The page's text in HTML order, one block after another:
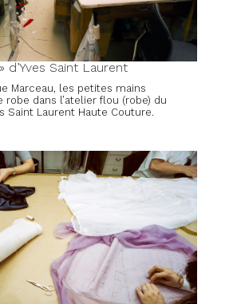
d’Yves Saint Laurent
Marceau, les petites mains
dans l’atelier flou (robe) du
Saint Laurent Haute Couture.